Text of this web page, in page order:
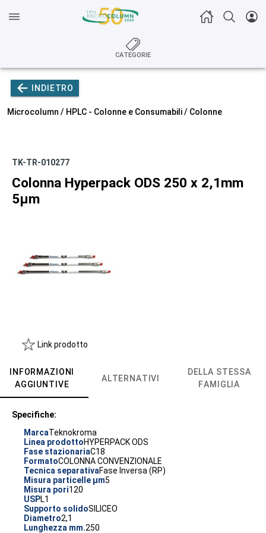
CATEGORIE
INDIETRO
Microcolumn / HPLC - Colonne e Consumabili/ Colonne
TK-TR-010277
Colonna Hyperpack ODS 250 x 2,1mm
5µm
Link prodotto
INFORMAZIONI
AGGIUNTIVE
ALTERNATIVI
DELLA STESSA
FAMIGLIA
Specifiche:
MarcaTeknokroma
Linea prodottoHYPERPACK ODS
Fase stazionariaC18
FormatoCOLONNA CONVENZIONALE
Tecnica separativaFase Inversa (RP)
Misura particelle µm5
Misura pori120
USPL1
Supporto solidoSILICEO
Diametro2,1
Lunghezza mm.250